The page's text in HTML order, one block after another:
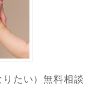
たい）無料相談